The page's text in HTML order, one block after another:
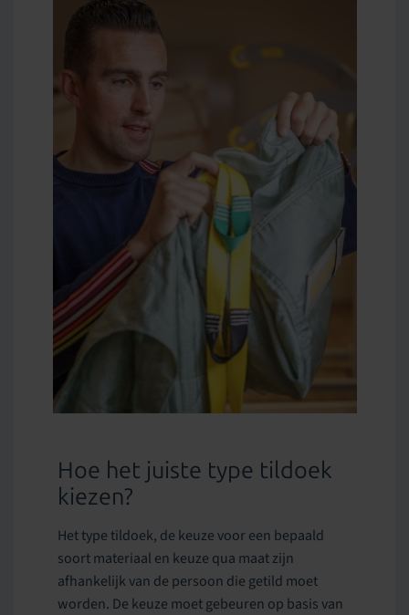
Hoe het juiste type tildoek
kiezen?
Het type tildoek, de keuze voor een bepaald
soort materiaal en keuze qua maat zijn
afhankelijk van de persoon die getild moet
worden. De keuze moet gebeuren op basis van